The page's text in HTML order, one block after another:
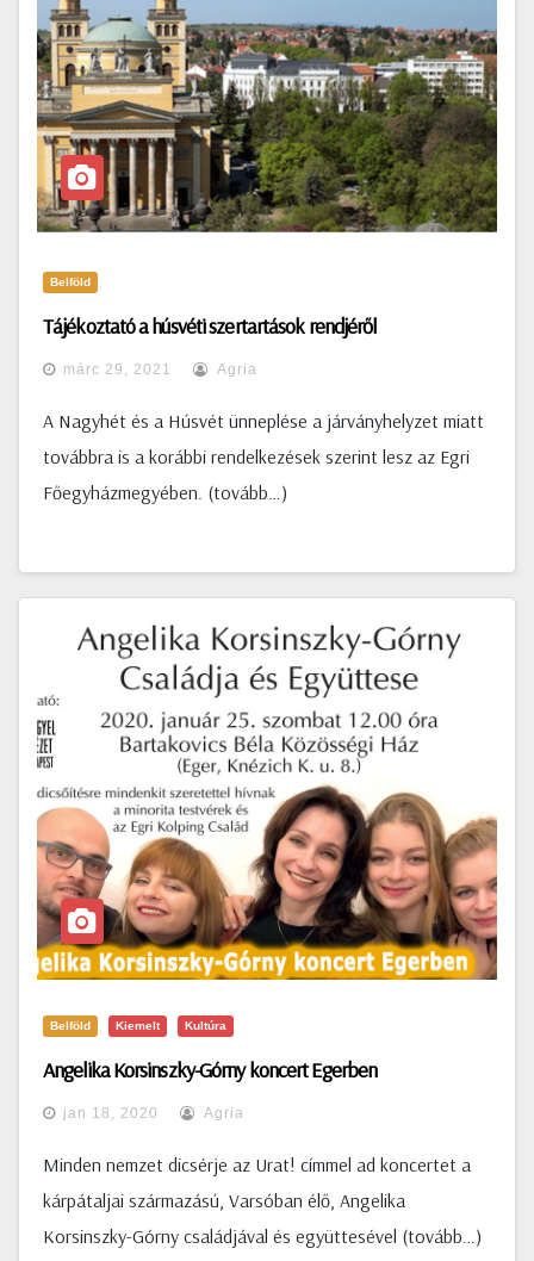
Belföld
Tájékoztató a húsvéti szertartások rendjéről
márc 29, 2021 Agria
A Nagyhét és a Húsvét ünneplése a járványhelyzet miatt
továbbra is a korábbi rendelkezések szerint lesz az Egri
Főegyházmegyében. (tovább…)
Belföld Kiemelt Kultúra
Angelika Korsinszky-Górny koncert Egerben
jan 18, 2020 Agria
Minden nemzet dicsérje az Urat! címmel ad koncertet a
kárpátaljai származású, Varsóban élő, Angelika
Korsinszky-Górny családjával és együttesével (tovább…)